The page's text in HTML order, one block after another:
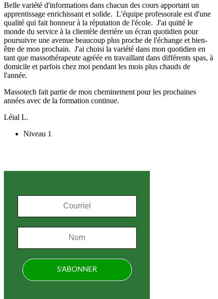
Belle variété d'informations dans chacun des cours apportant un
apprentissage enrichissant et solide. L'équipe professorale est d'une
qualité qui fait honneur à la réputation de l'école. J'ai quitté le
monde du service à la clientèle derrière un écran quotidien pour
poursuivre une avenue beaucoup plus proche de l'échange et bien-
être de mon prochain. J'ai choisi la variété dans mon quotidien en
tant que massothérapeute agréée en travaillant dans différents spas, à
domicile et parfois chez moi pendant les mois plus chauds de
l'année.
Massotech fait partie de mon cheminement pour les prochaines
années avec de la formation continue.
Léial L.
Niveau 1